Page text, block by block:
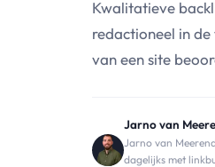
Kwalitatieve
redactioneel in
van een site
Jarno van
Jarno van
dagelijks met